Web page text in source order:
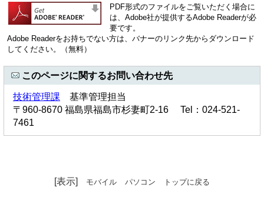
PDF形式のファイルをご覧いただく場合に
は、Adobe社が提供するAdobe Readerが必
要です。
Adobe Readerをお持ちでない方は、バナーのリンク先からダウンロード
してください。（無料）
このページに関するお問い合わせ先
技術管理課 基準管理担当
〒960-8670 福島県福島市杉妻町2-16 Tel：024-521-
7461
[表示] モバイル パソコン トップに戻る